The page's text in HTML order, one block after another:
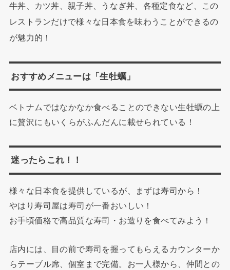
牛丼、カツ丼、親子丼、うなぎ丼、各種定食など、この
レストランだけで様々な日本食を味わうことができるの
が魅力的！
おすすめメニューは「生牡蠣」
ベトナムではなかなか食べることのできない生牡蠣の上
に贅沢にもいくらがふんだんに載せられている！
迷ったらこれ！！
様々な日本食を提供しているが、まずは寿司から！
やはり寿司屋は寿司が一番おいしい！
お手頃価格で高品質な寿司・お造りを食べてみよう！
店内には、目の前で寿司を握ってもらえるカウンターか
らテーブル席、個室まで完備。お一人様から、仲間との